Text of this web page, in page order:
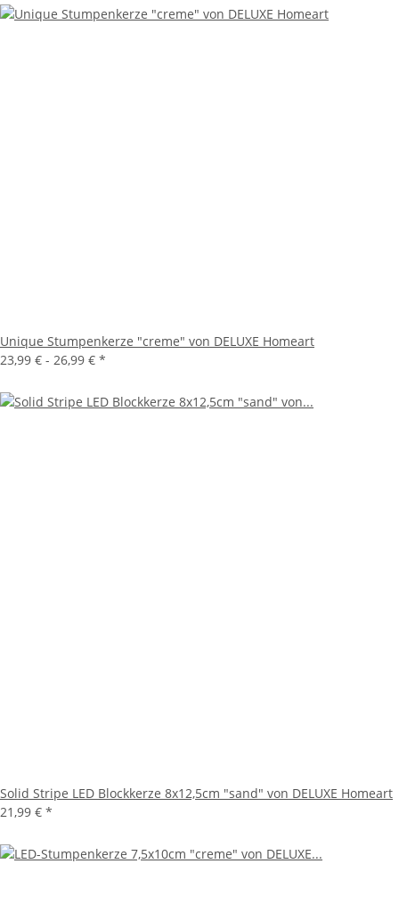
Unique Stumpenkerze "creme" von DELUXE Homeart
23,99 € - 26,99 € *
Solid Stripe LED Blockkerze 8x12,5cm "sand" von DELUXE Homeart
21,99 € *